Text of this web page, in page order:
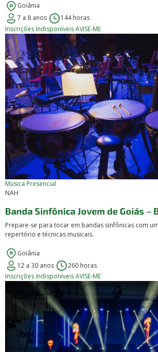
Goiânia
7 a 8 anos
144 horas
Inscrições IndisponíveisAVISE-ME
Música Presencial
NAH
Banda Sinfônica Jovem de Goiás –
Prepare-se para tocar em bandas sinfônicas com
repertório e técnicas musicais.
Goiânia
12 a 30 anos
260 horas
Inscrições IndisponíveisAVISE-ME